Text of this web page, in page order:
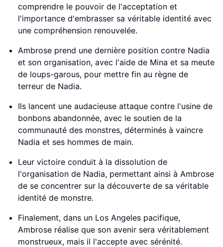
comprendre le pouvoir de l'acceptation et
l'importance d'embrasser sa véritable identité avec
une compréhension renouvelée.
Ambrose prend une dernière position contre Nadia
et son organisation, avec l'aide de Mina et sa meute
de loups-garous, pour mettre fin au règne de
terreur de Nadia.
Ils lancent une audacieuse attaque contre l'usine de
bonbons abandonnée, avec le soutien de la
communauté des monstres, déterminés à vaincre
Nadia et ses hommes de main.
Leur victoire conduit à la dissolution de
l'organisation de Nadia, permettant ainsi à Ambrose
de se concentrer sur la découverte de sa véritable
identité de monstre.
Finalement, dans un Los Angeles pacifique,
Ambrose réalise que son avenir sera véritablement
monstrueux, mais il l'accepte avec sérénité.